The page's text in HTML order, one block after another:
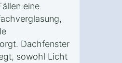
eine
Dachfenster
sowohl Licht